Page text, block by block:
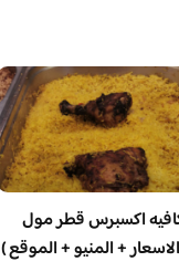
اكسبرس قطر مول
+ المنيو + الموقع )